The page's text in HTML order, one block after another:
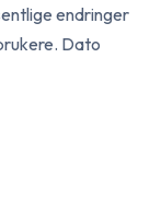
endringer
Dato